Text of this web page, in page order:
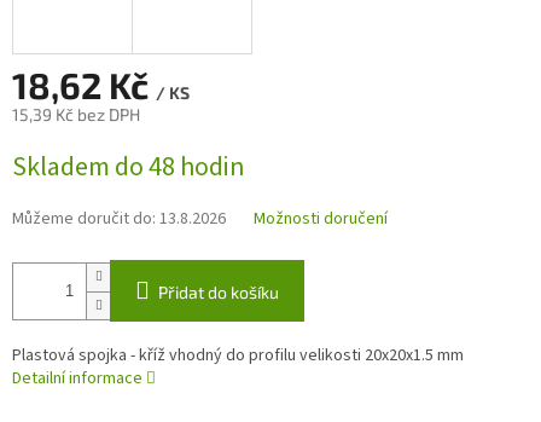
18,62 Kč / KS
15,39 Kč bez DPH
cena:
Skladem do 48 hodin
Můžeme doručit do: 13.8.2026 Možnosti doručení
Přidat do košíku
Plastová spojka - kříž vhodný do profilu velikosti 20x20x1.5 mm
Detailní informace